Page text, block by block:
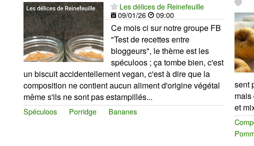
Les délices de Reinefeuille
09/01/26
09:00
Ce mois ci sur notre groupe FB
"Test de recettes entre
bloggeurs", le thème est les
spéculoos ; ça tombe bien, c'est
un biscuit accidentellement vegan, c'est à dire que la
composition ne contient aucun aliment d'origine végétal
même s'ils ne sont pas estampillés...
Spéculoos Porridge Bananes
sent
mais
et